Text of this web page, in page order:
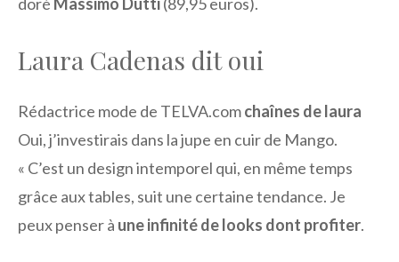
Laura Cadenas dit oui
Rédactrice mode de TELVA.comchaînes de laura
Oui, j’investirais dans la jupe en cuir de Mango.
« C’est un design intemporel qui, en même temps
grâce aux tables, suit une certaine tendance. Je
peux penser à une infinité de looks dont profiter.